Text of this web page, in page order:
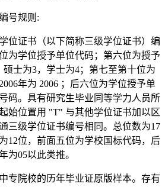
号规则:
位证书（以下简称三级学位证书）编
为学位授予单位代码；第六位为授予
士为3，学士为4；第七至第十位为
年为 2006 ；后六位为学位授予单
码。具有研究生毕业同等学力人员所
始位置用 "T" 与其他学位证书加以区
三级学位证书编号相同。总位数为17
12位，前面五位为学校国标代码，后
为05以此类推。
专院校的历年毕业证原版样本。存有